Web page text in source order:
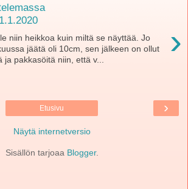
›
niin heikkoa kuin miltä se näyttää. Jo
jäätä oli 10cm, sen jälkeen on ollut
ja pakkasöitä niin, että v...
›
Etusivu
Näytä internetversio
Sisällön tarjoaa Blogger.